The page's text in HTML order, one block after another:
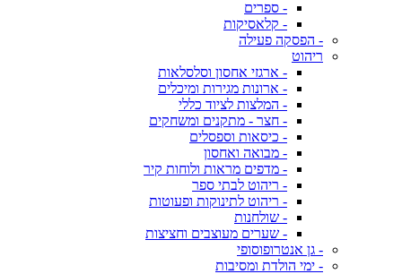
- ספרים
- קלאסיקות
- הפסקה פעילה
ריהוט
- ארגזי אחסון וסלסלאות
- ארונות מגירות ומיכלים
- המלצות לציוד כללי
- חצר - מתקנים ומשחקים
- כיסאות וספסלים
- מבואה ואחסון
- מדפים מראות ולוחות קיר
- ריהוט לבתי ספר
- ריהוט לתינוקות ופעוטות
- שולחנות
- שערים מעוצבים וחציצות
- גן אנטרופוסופי
- ימי הולדת ומסיבות